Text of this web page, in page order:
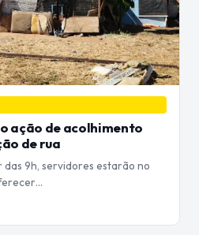
ação de acolhimento
de rua
9h, servidores estarão no